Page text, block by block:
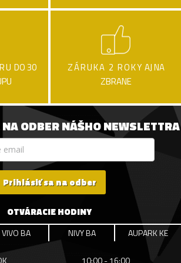
DO 30
ZÁRUKA 2 ROKY AJ NA
ZBRANE
ODBER NÁŠHO NEWSLETTRA
Prihlásiť sa na odber
OTVÁRACIE HODINY
VIVO BA NIVY BA AUPARK KE
10:00 - 16:00